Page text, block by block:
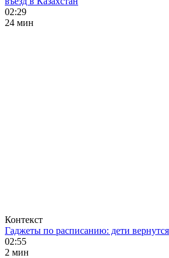
02:29
24 мин
Контекст
Гаджеты по расписанию: дети
02:55
2 мин